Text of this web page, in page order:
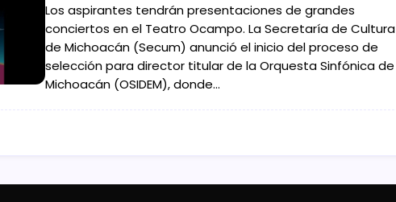
Los aspirantes tendrán presentaciones de grandes
conciertos en el Teatro Ocampo. La Secretaría de Cultura
de Michoacán (Secum) anunció el inicio del proceso de
selección para director titular de la Orquesta Sinfónica de
Michoacán (OSIDEM), donde…